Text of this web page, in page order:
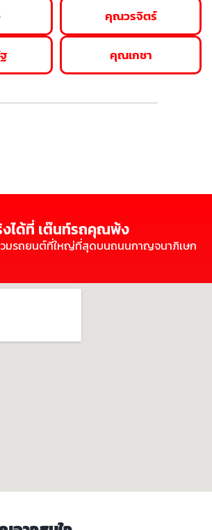
คุณวรจิตร์
คุณเกชา
ได้ที่ เต๊นท์รถคุณพ้ง
วมรถยนต์ที่ใหญ่ที่สุดบนถนนกาญจนาภิเษก